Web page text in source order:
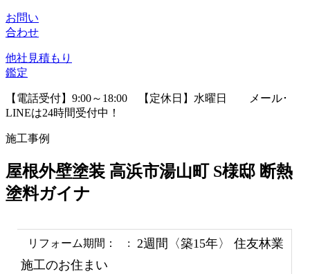
お問い
合わせ
他社見積もり
鑑定
【電話受付】9:00～18:00 【定休日】水曜日
メール･
LINEは24時間受付中！
施工事例
屋根外壁塗装 高浜市湯山町 S様邸 断熱
塗料ガイナ
リフォーム期間：
2週間〈築15年〉 住友林業
施工のお住まい